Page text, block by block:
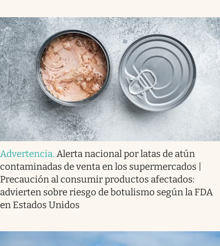
Advertencia. Alerta nacional por latas de atún
contaminadas de venta en los supermercados |
Precaución al consumir productos afectados:
advierten sobre riesgo de botulismo según la FDA
en Estados Unidos